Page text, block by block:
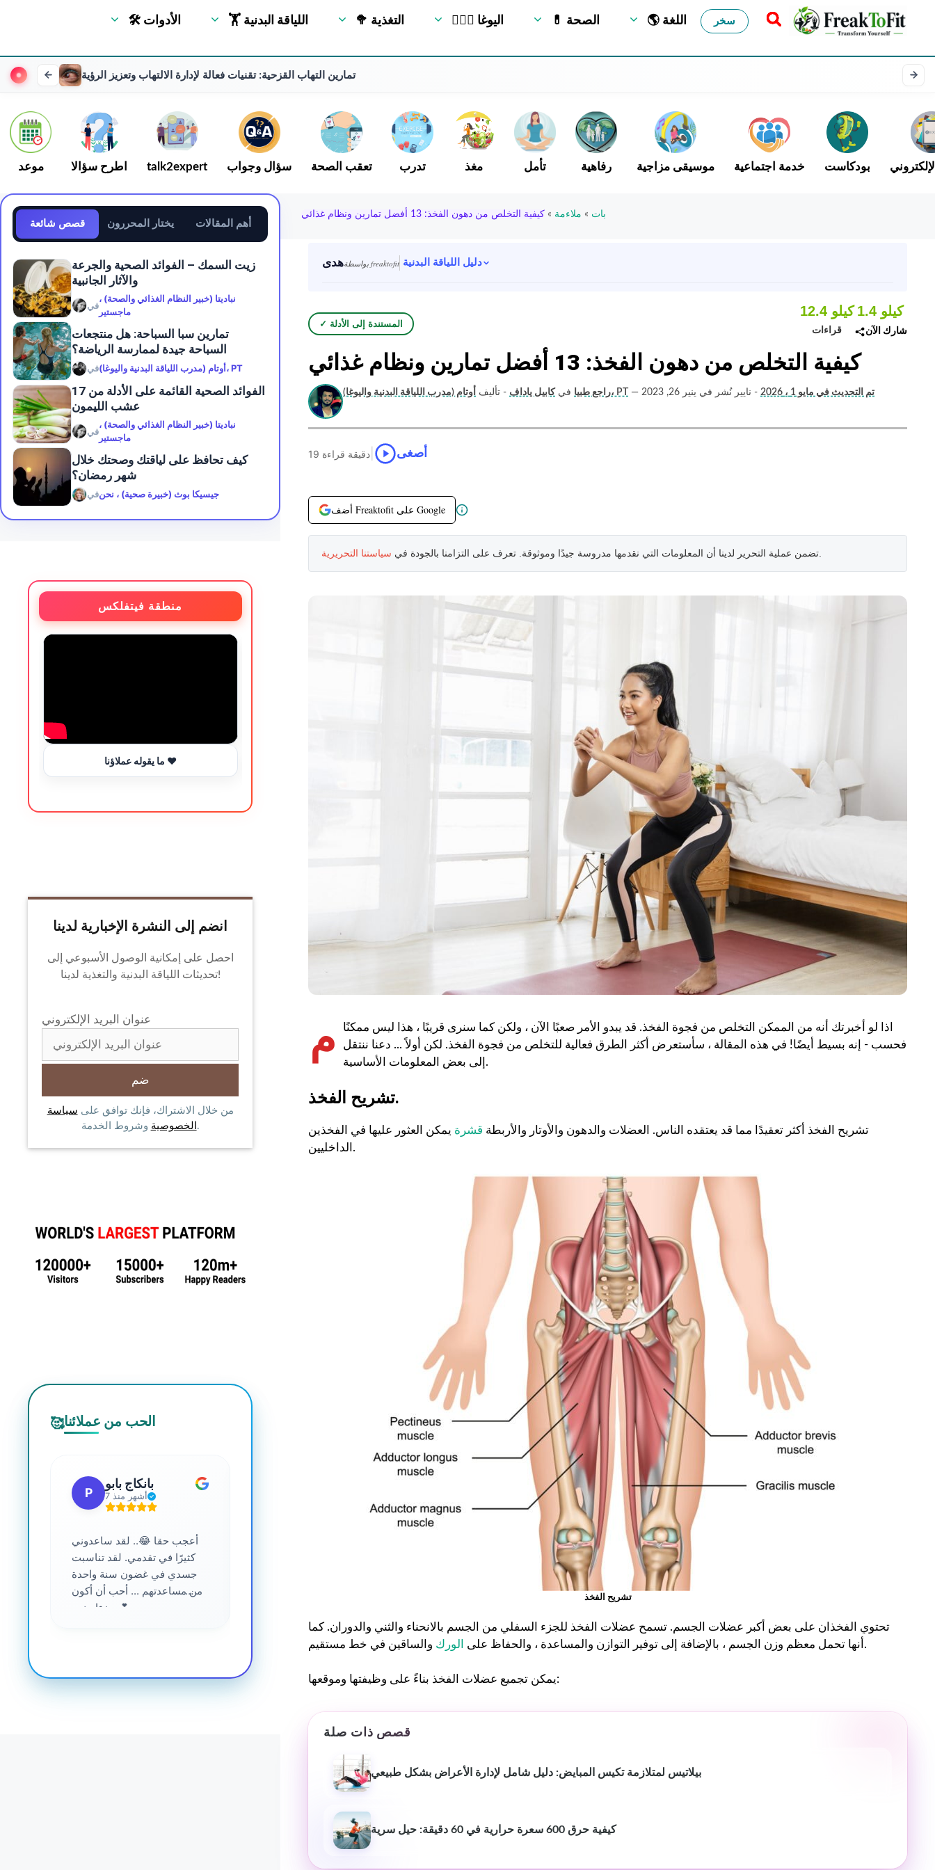
🛠 الأدوات 🏋 اللياقة البدنية 🥦 التغذية 🧘🏻‍♂️ اليوغا 💊 الصحة 🌎 اللغة سخر
تمارين التهاب القزحية: تقنيات فعالة لإدارة الالتهاب وتعزيز الرؤية
موعد اطرح سؤالا talk2expert سؤال وجواب تعقب الصحة تدرب مغذ تأمل رفاهية موسيقى مزاجية خدمة اجتماعية بودكاست
بات » ملاءمة » كيفية التخلص من دهون الفخذ: 13 أفضل تمارين ونظام غذائي
هدى بواسطة freaktofit دليل اللياقة البدنية
✓ المستندة إلى الأدلة
12.4 كيلو
قراءات
1.4 كيلو
شارك الآن
كيفية التخلص من دهون الفخذ: 13 أفضل تمارين ونظام غذائي
راجع طبيا في كابيل ياداف - تأليف أوتام (مدرب اللياقة البدنية واليوغا)، PT — تم التحديث في مايو 1 ، 2026 - نايير نُشر في ينير 26, 2023
19 دقيقة قراءة أصغى
أضف Freaktofit على Google
تضمن عملية التحرير لدينا أن المعلومات التي نقدمها مدروسة جيدًا وموثوقة. تعرف على التزامنا بالجودة في سياستنا التحريرية
م
اذا لو أخبرتك أنه من الممكن التخلص من فجوة الفخذ. قد يبدو الأمر صعبًا الآن ، ولكن كما سنرى قريبًا ، هذا ليس ممكنًا
فحسب - إنه بسيط أيضًا! في هذه المقالة ، سأستعرض أكثر الطرق فعالية للتخلص من فجوة الفخذ. لكن أولاً ... دعنا ننتقل
إلى بعض المعلومات الأساسية.
تشريح الفخذ.
تشريح الفخذ أكثر تعقيدًا مما قد يعتقده الناس. العضلات والدهون والأوتار والأربطة قشرة يمكن العثور عليها في الفخذين
الداخليين.
تشريح الفخذ
تحتوي الفخذان على بعض أكبر عضلات الجسم. تسمح عضلات الفخذ للجزء السفلي من الجسم بالانحناء والثني والدوران. كما
أنها تحمل معظم وزن الجسم ، بالإضافة إلى توفير التوازن والمساعدة ، والحفاظ على
الورك والساقين في خط مستقيم.
يمكن تجميع عضلات الفخذ بناءً على وظيفتها وموقعها:
قصص ذات صلة
بيلاتيس لمتلازمة تكيس المبايض: دليل شامل لإدارة الأعراض بشكل طبيعي
كيفية حرق 600 سعرة حرارية في 60 دقيقة: حيل سرية
قصص شائعة يختار المحررون أهم المقالات
زيت السمك – الفوائد الصحية والجرعة
والآثار الجانبية
في
نباديتا (خبير النظام الغذائي والصحة) ،
ماجستير
تمارين سبا السباحة: هل منتجعات
السباحة جيدة لممارسة الرياضة؟
في أوتام (مدرب اللياقة البدنية واليوغا)، PT
17 الفوائد الصحية القائمة على الأدلة من
عشب الليمون
في
نباديتا (خبير النظام الغذائي والصحة) ،
ماجستير
كيف تحافظ على لياقتك وصحتك خلال
شهر رمضان؟
فيجيسيكا بوث (خبيرة صحية) ، نحن
منطقة فيتفلكس
ما يقوله عملاؤنا ❤️ مايك تايسون دفع ما يصل 💪
انضم إلى النشرة الإخبارية لدينا
احصل على إمكانية الوصول الأسبوعي إلى
تحديثات اللياقة البدنية والتغذية لدينا!
عنوان البريد الإلكتروني
من خلال الاشتراك، فإنك توافق على سياسة
الخصوصية وشروط الخدمة.
🥰الحب من عملائنا
P
بانكاج بابو
7 أشهر منذ
أعجب حقا 😂.. لقد ساعدوني
كثيرًا في تقدمي. لقد تناسبت
جسدي في غضون سنة واحدة
من مساعدتهم ... أحب أن أكون
جزءا منهم 💕
لقد غير موقع استشارات اللياقة
البدنية هذا أسلوب حياتي حقًا.
التمرين والتغذية الشخصية
خطوة على الطريق - موصى به
للغاية لأي شخص جاد في